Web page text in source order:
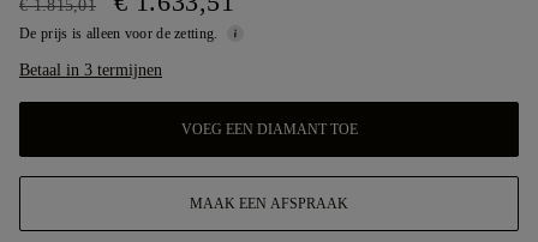
€ 1.815,01
De prijs is alleen voor de zetting.
Betaal in 3 termijnen
VOEG EEN DIAMANT TOE
MAAK EEN AFSPRAAK